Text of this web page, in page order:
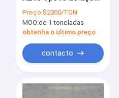
3mm 316 com
pacote do Pvc
Preço:$2300/TON
MOQ:de 1 toneladas
obtenha o ultimo preço
contacto